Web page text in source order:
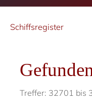
Schiffsregister
Treffer: 32701 bis